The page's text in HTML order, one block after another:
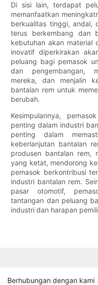
Di sisi lain, terdapat
memanfaatkan
berkualitas tinggi, andal,
terus berkembang dan
kebutuhan akan material
inovatif diperkirakan
peluang bagi pemasok
dan pengembangan,
mereka, dan menjalin
bantalan rem untuk
berubah.
Kesimpulannya,
penting dalam industri
penting dalam
keberlanjutan bantalan
produsen bantalan rem,
yang ketat, mendorong
pemasok berkontribusi
industri bantalan rem.
pasar otomotif,
tantangan dan peluang
industri dan harapan
Berhubungan dengan kami